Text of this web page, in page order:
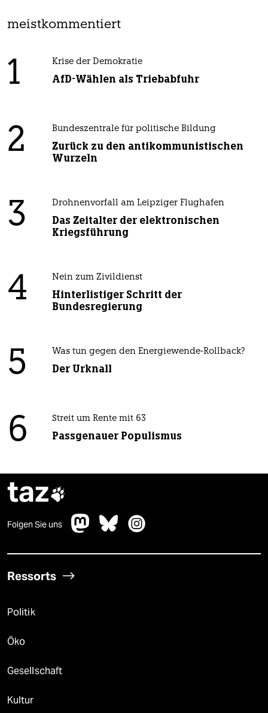
meistkommentiert
1 Krise der Demokratie
AfD-Wählen als Triebabfuhr
2 Bundeszentrale für politische Bildung
Zurück zu den antikommunistischen
Wurzeln
3 Drohnenvorfall am Leipziger Flughafen
Das Zeitalter der elektronischen
Kriegsführung
4 Nein zum Zivildienst
Hinterlistiger Schritt der
Bundesregierung
5 Was tun gegen den Energiewende-Rollback?
Der Urknall
6 Streit um Rente mit 63
Passgenauer Populismus
taz
Folgen Sie uns
Ressorts
Politik
Öko
Gesellschaft
Kultur